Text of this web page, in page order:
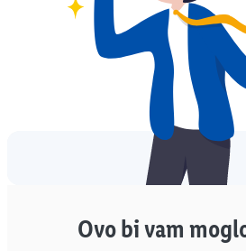
Ovo bi vam